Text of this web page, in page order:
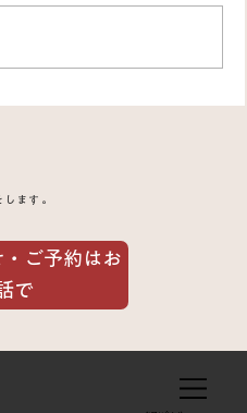
ご予約はお
で
ます。
て回復した20代男